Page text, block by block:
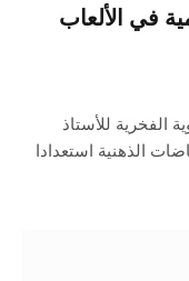
في الألعاب
الفخرية للأستاذ
الذهنية استعدادا